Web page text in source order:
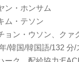
ン・ホンサム
ム・テソン
ョン・ウソン、クァ
/韓国/韓国語/132 分